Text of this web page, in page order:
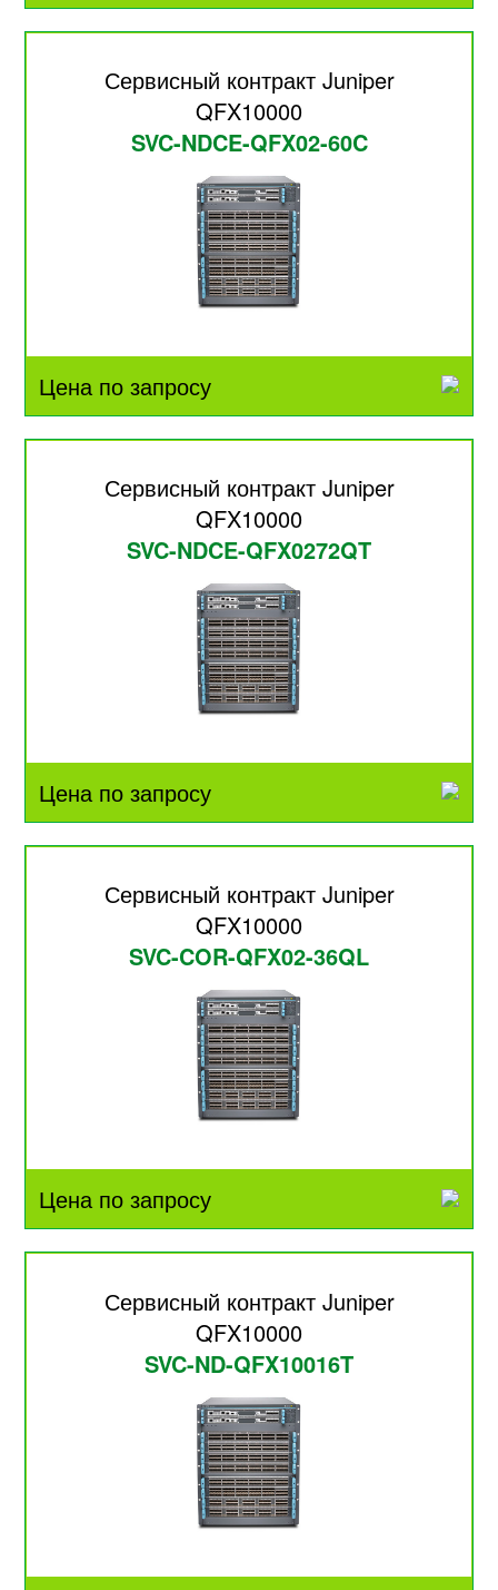
Сервисный контракт Juniper
QFX10000
SVC-NDCE-QFX02-60C
Цена по запросу
Сервисный контракт Juniper
QFX10000
SVC-NDCE-QFX0272QT
Цена по запросу
Сервисный контракт Juniper
QFX10000
SVC-COR-QFX02-36QL
Цена по запросу
Сервисный контракт Juniper
QFX10000
SVC-ND-QFX10016T